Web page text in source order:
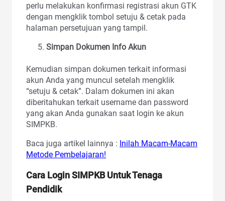
perlu melakukan konfirmasi registrasi akun GTK
dengan mengklik tombol setuju & cetak pada
halaman persetujuan yang tampil.
Simpan Dokumen Info Akun
Kemudian simpan dokumen terkait informasi
akun Anda yang muncul setelah mengklik
“setuju & cetak”. Dalam dokumen ini akan
diberitahukan terkait username dan password
yang akan Anda gunakan saat login ke akun
SIMPKB.
Baca juga artikel lainnya : Inilah Macam-Macam
Metode Pembelajaran!
Cara Login SIMPKB Untuk Tenaga
Pendidik